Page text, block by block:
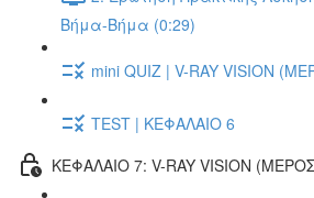
Βήμα-Βήμα (0:29)
mini QUIZ | V-RAY VISION
TEST | ΚΕΦΑΛΑΙΟ 6
ΚΕΦΑΛΑΙΟ 7: V-RAY VISION